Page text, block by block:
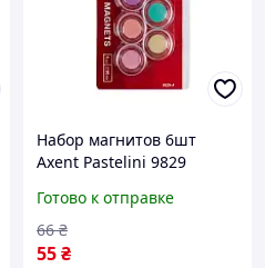
Набор магнитов 6шт
Аxent Pastelini 9829
Готово к отправке
55₴
66 ₴